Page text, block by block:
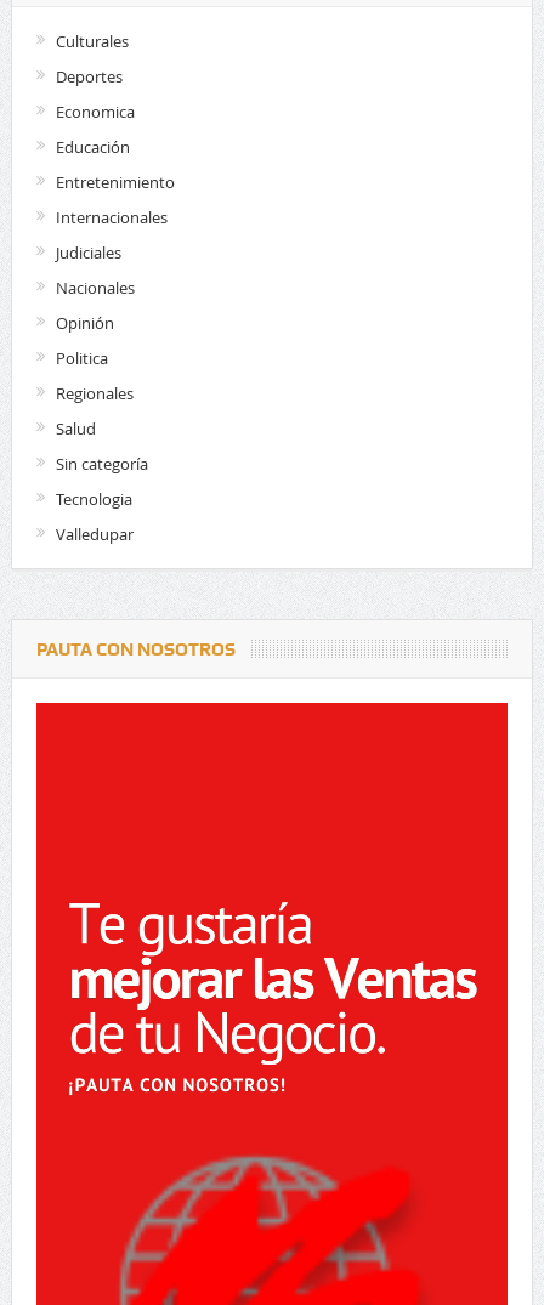
Culturales
Deportes
Economica
Educación
Entretenimiento
Internacionales
Judiciales
Nacionales
Opinión
Politica
Regionales
Salud
Sin categoría
Tecnologia
Valledupar
PAUTA CON NOSOTROS